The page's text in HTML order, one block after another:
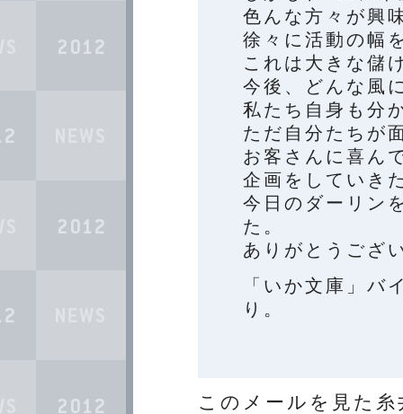
色んな方々が興
徐々に活動の幅
これは大きな儲
今後、どんな風
私たち自身も分
ただ自分たちが
お客さんに喜ん
企画をしていき
今日のダーリン
た。
ありがとうござ
「いか文庫」バ
り。
このメールを見た